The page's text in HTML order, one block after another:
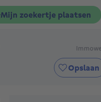
Mijn zoekertje plaatsen
Opslaan